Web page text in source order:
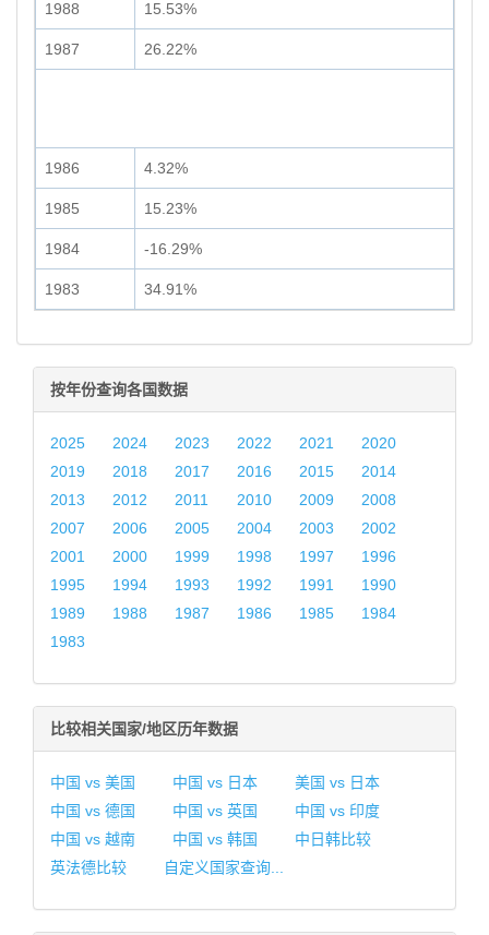
1988 15.53%
1987 26.22%
1986 4.32%
1985 15.23%
1984 -16.29%
1983 34.91%
按年份查询各国数据
2025 2024 2023 2022 2021
2020
2019
2018 2017 2016 2015
2014
2013
2012 2011 2010 2009
2008
2007
2006 2005 2004 2003
2002
2001
2000 1999 1998 1997
1996
1995
1994 1993 1992 1991
1990
1989
1988 1987 1986 1985
1984
1983
比较相关国家/地区历年数据
中国 vs 美国 中国 vs 日本
美国 vs 日本
中国 vs 德国
中国 vs 英国
中国 vs 印度
中国 vs 越南
中国 vs 韩国
中日韩比较
英法德比较
自定义国家查询...